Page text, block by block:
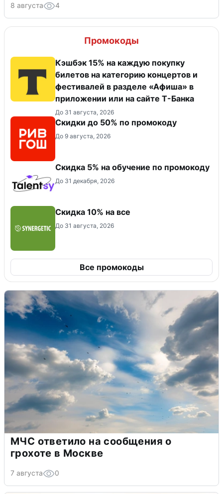
8 августа 4
Промокоды
Кэшбэк 15% на каждую покупку
билетов на категорию концертов и
фестивалей в разделе «Афиша» в
приложении или на сайте Т-Банка
До 31 августа, 2026
Скидки до 50% по промокоду
До 9 августа, 2026
Скидка 5% на обучение по промокоду
До 31 декабря, 2026
Скидка 10% на все
До 31 августа, 2026
Все промокоды
МЧС ответило на сообщения о
грохоте в Москве
7 августа 0